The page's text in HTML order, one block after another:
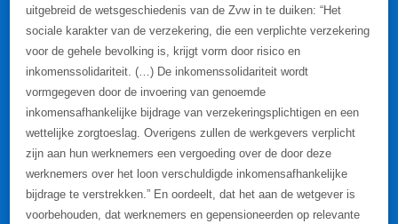
uitgebreid de wetsgeschiedenis van de Zvw in te duiken: “Het
sociale karakter van de verzekering, die een verplichte verzekering
voor de gehele bevolking is, krijgt vorm door risico en
inkomenssolidariteit. (…) De inkomenssolidariteit wordt
vormgegeven door de invoering van genoemde
inkomensafhankelijke bijdrage van verzekeringsplichtigen en een
wettelijke zorgtoeslag. Overigens zullen de werkgevers verplicht
zijn aan hun werknemers een vergoeding over de door deze
werknemers over het loon verschuldigde inkomensafhankelijke
bijdrage te verstrekken.” En oordeelt, dat het aan de wetgever is
voorbehouden, dat werknemers en gepensioneerden op relevante